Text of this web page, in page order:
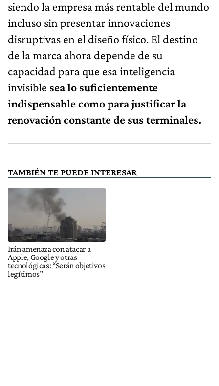
siendo la empresa más rentable del mundo
incluso sin presentar innovaciones
disruptivas en el diseño físico. El destino
de la marca ahora depende de su
capacidad para que esa inteligencia
invisible sea lo suficientemente
indispensable como para justificar la
renovación constante de sus terminales.
TAMBIÉN TE PUEDE INTERESAR
Irán amenaza con atacar a
Apple, Google y otras
tecnológicas: “Serán objetivos
legítimos”